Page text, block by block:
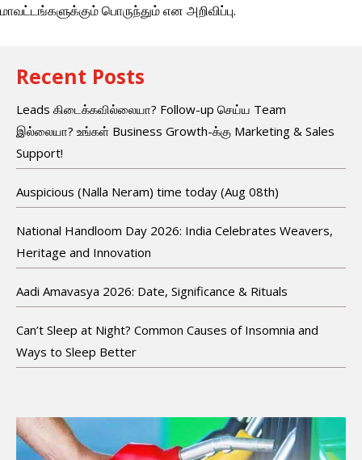
மாவட்டங்களுக்கும் பொருந்தும் என அறிவிப்பு.
Recent Posts
Leads கிடைக்கவில்லையா? Follow-up செய்ய Team
இல்லையா? உங்கள் Business Growth-க்கு Marketing & Sales
Support!
Auspicious (Nalla Neram) time today (Aug 08th)
National Handloom Day 2026: India Celebrates Weavers,
Heritage and Innovation
Aadi Amavasya 2026: Date, Significance & Rituals
Can’t Sleep at Night? Common Causes of Insomnia and
Ways to Sleep Better